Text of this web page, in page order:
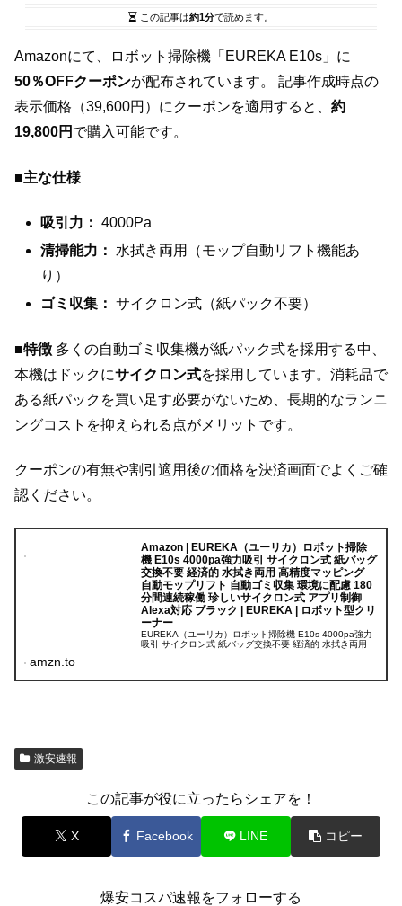
この記事は約1分で読めます。
Amazonにて、ロボット掃除機「EUREKA E10s」に
50％OFFクーポンが配布されています。 記事作成時点の
表示価格（39,600円）にクーポンを適用すると、 約
19,800円 で購入可能です。
■主な仕様
吸引力： 4000Pa
清掃能力：
水拭き両用（モップ自動リフト機能あ
り）
ゴミ収集： サイクロン式（紙パック不要）
■特徴 多くの自動ゴミ収集機が紙パック式を採用する中、
本機はドックにサイクロン式を採用しています。消耗品で
ある紙パックを買い足す必要がないため、長期的なランニ
ングコストを抑えられる点がメリットです。
クーポンの有無や割引適用後の価格を決済画面でよくご確
認ください。
Amazon | EUREKA（ユーリカ）ロボット掃除
機 E10s 4000pa強力吸引 サイクロン式 紙バッグ
交換不要 経済的 水拭き両用 高精度マッピング
自動モップリフト 自動ゴミ収集 環境に配慮 180
分間連続稼働 珍しいサイクロン式 アプリ制御
Alexa対応 ブラック | EUREKA | ロボット型クリ
ーナー
EUREKA（ユーリカ）ロボット掃除機 E10s 4000pa強力
吸引 サイクロン式 紙バッグ交換不要 経済的 水拭き両用
amzn.to
激安速報
この記事が役に立ったらシェアを！
X Facebook LINE コピー
爆安コスパ速報をフォローする